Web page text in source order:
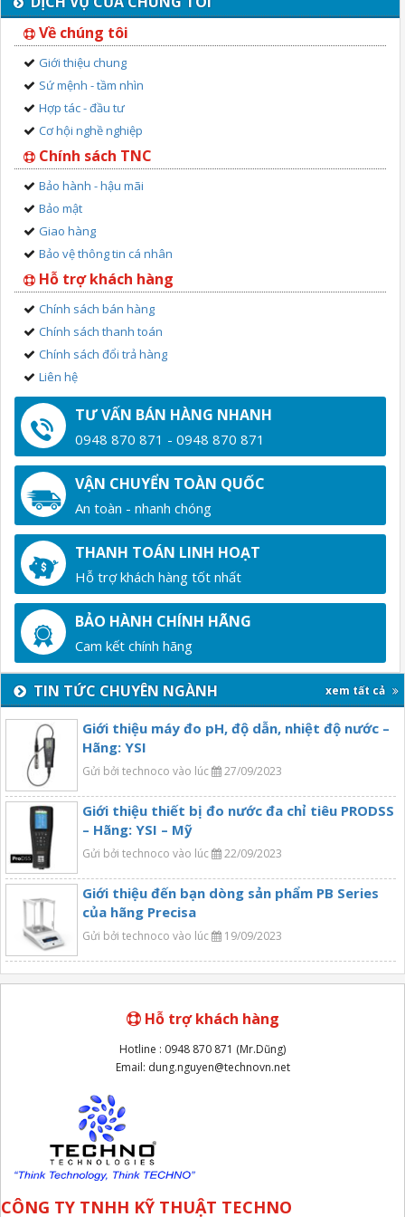
Về chúng tôi
Giới thiệu chung
Sứ mệnh - tầm nhìn
Hợp tác - đầu tư
Cơ hội nghề nghiệp
Chính sách TNC
Bảo hành - hậu mãi
Bảo mật
Giao hàng
Bảo vệ thông tin cá nhân
Hỗ trợ khách hàng
Chính sách bán hàng
Chính sách thanh toán
Chính sách đổi trả hàng
Liên hệ
TƯ VẤN BÁN HÀNG NHANH
0948 870 871 - 0948 870 871
VẬN CHUYỂN TOÀN QUỐC
An toàn - nhanh chóng
THANH TOÁN LINH HOẠT
Hỗ trợ khách hàng tốt nhất
BẢO HÀNH CHÍNH HÃNG
Cam kết chính hãng
TIN TỨC CHUYÊN NGÀNH xem tất cả
Giới thiệu máy đo pH, độ dẫn, nhiệt độ nước –
Hãng: YSI
Gửi bởi technoco vào lúc 27/09/2023
Giới thiệu thiết bị đo nước đa chỉ tiêu PRODSS
– Hãng: YSI – Mỹ
Gửi bởi technoco vào lúc 22/09/2023
Giới thiệu đến bạn dòng sản phẩm PB Series
của hãng Precisa
Gửi bởi technoco vào lúc 19/09/2023
Hỗ trợ khách hàng
Hotline : 0948 870 871 (Mr.Dũng)
Email: dung.nguyen@technovn.net
CÔNG TY TNHH KỸ THUẬT TECHNO